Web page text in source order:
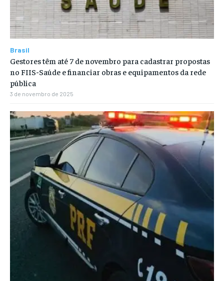
Brasil
Gestores têm até 7 de novembro para cadastrar propostas
no FIIS-Saúde e financiar obras e equipamentos da rede
pública
3 de novembro de 2025